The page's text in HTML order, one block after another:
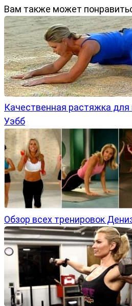
Вам также может
Качественная растяжка для
Уэбб
Обзор всех тренировок